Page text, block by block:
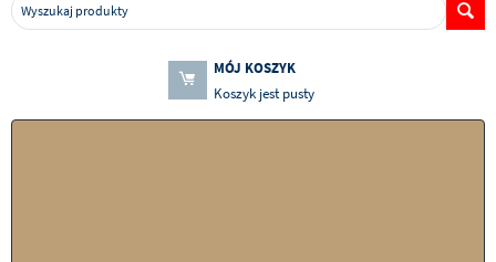
MÓJ KOSZYK
Koszyk jest pusty